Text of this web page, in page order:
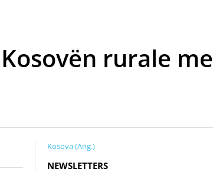
rurale me
Kosova (Ang.)
NEWSLETTERS